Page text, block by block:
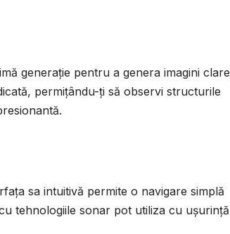
generație pentru a genera imagini clare
permițându-ți să observi structurile
sa intuitivă permite o navigare simplă
tehnologiile sonar pot utiliza cu ușurință